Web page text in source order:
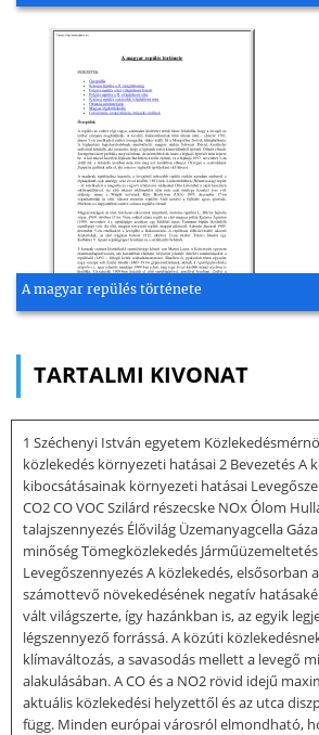
A magyar repülés története
TARTALMI KIVONAT
1 Széchenyi István egyetem
közlekedés környezeti hatásai 2 Bevezetés A
kibocsátásainak környezeti hatásai
CO2 CO VOC Szilárd részecske NOx Ólom
talajszennyezés Élővilág Üzemanyagcella
minőség Tömegközlekedés
Levegőszennyezés A közlekedés, elsősorban
számottevő növekedésének negatív
vált világszerte, így hazánkban is, az egyik
légszennyező forrássá. A közúti
klímaváltozás, a savasodás mellett a levegő
alakulásában. A CO és a NO2 rövid idejű
aktuális közlekedési helyzettől és az utca
függ. Minden európai városról elmondható,